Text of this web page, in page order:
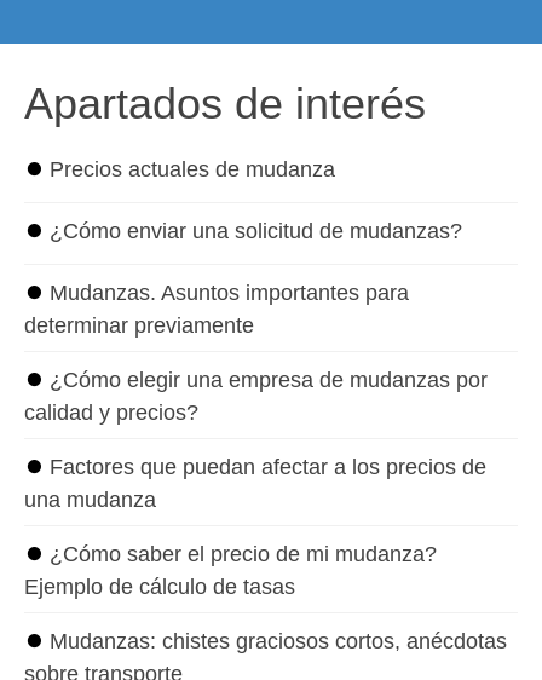
Apartados de interés
⏺ Precios actuales de mudanza
⏺ ¿Cómo enviar una solicitud de mudanzas?
⏺ Mudanzas. Asuntos importantes para
determinar previamente
⏺ ¿Cómo elegir una empresa de mudanzas por
calidad y precios?
⏺ Factores que puedan afectar a los precios de
una mudanza
⏺ ¿Cómo saber el precio de mi mudanza?
Ejemplo de cálculo de tasas
⏺ Mudanzas: chistes graciosos cortos, anécdotas
sobre transporte